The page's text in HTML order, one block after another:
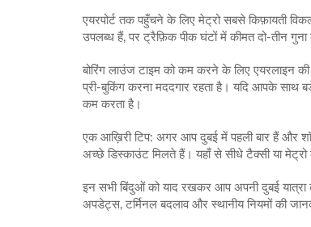
एयरपोर्ट तक पहुँचने के लिए मेट्रो सबसे किफ़ायती
उपलब्ध हैं, पर ट्रैफ़िक पीक घंटों में कीमत दो‑तीन
बोरिंग लाउंज टाइम को कम करने के लिए एयरलाइन
प्री‑बुकिंग करना मददगार रहता है। यदि आपके साथ
कम करता है।
एक आख़िरी टिप: अगर आप दुबई में पहली बार हैं और
अच्छे डिस्काउंट मिलते हैं। यहाँ से सीधे टैक्सी या
इन सभी बिंदुओं को याद रखकर आप अपनी दुबई
अपडेट्स, टर्मिनल बदलाव और स्थानीय नियमों की